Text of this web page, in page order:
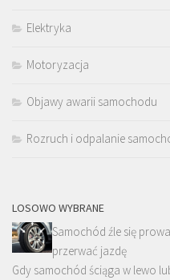
Elektryka
Motoryzacja
Objawy awarii samochodu
Rozruch i odpalanie
LOSOWO WYBRANE
Samochód źle się
przerwać jazdę
Gdy samochód ściąga w lewo